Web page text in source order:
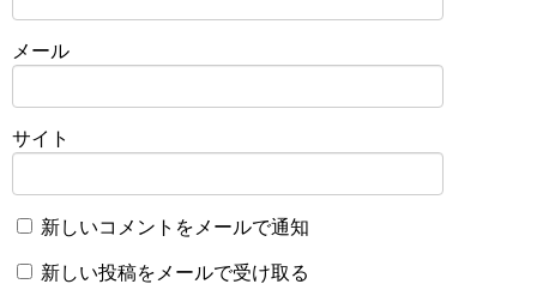
メール
サイト
新しいコメントをメールで通知
新しい投稿をメールで受け取る